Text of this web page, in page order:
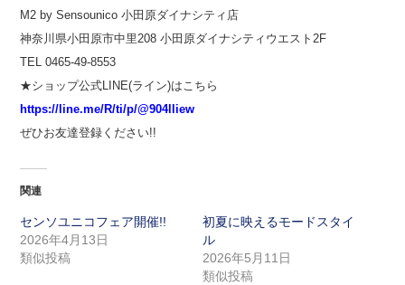
M2 by Sensounico 小田原ダイナシティ店
神奈川県小田原市中里208 小田原ダイナシティウエスト2F
TEL 0465-49-8553
★ショップ公式LINE(ライン)はこちら
https://line.me/R/ti/p/@904lliew
ぜひお友達登録ください!!
関連
センソユニコフェア開催!!
2026年4月13日
類似投稿
初夏に映えるモードスタイ
ル
2026年5月11日
類似投稿